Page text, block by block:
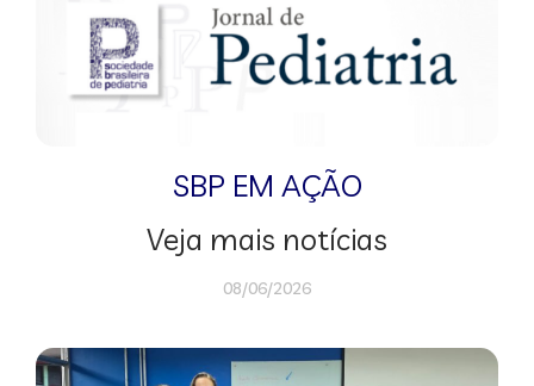
SBP EM AÇÃO
Veja mais notícias
08/06/2026